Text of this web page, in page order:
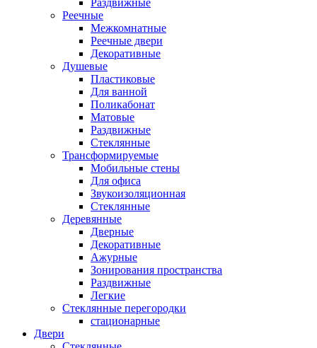
Раздвижные
Реечные
Межкомнатные
Реечные двери
Декоративные
Душевые
Пластиковые
Для ванной
Поликабонат
Матовые
Раздвижные
Стеклянные
Трансформируемые
Мобильные стены
Для офиса
Звукоизоляционная
Стеклянные
Деревянные
Дверные
Декоративные
Ажурные
Зонирования пространства
Раздвижные
Легкие
Стеклянные перегородки
стационарные
Двери